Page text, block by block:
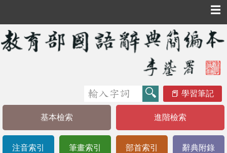
☰
學習筆記
基本檢索 進階檢索
注音索引 筆畫索引 部首索引 辭典附錄